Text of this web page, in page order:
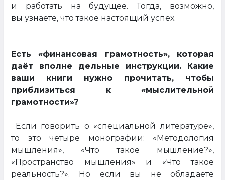
и работать на будущее. Тогда, возможно,
вы узнаете, что такое настоящий успех.
Есть «финансовая грамотность», которая
даёт вполне дельные инструкции. Какие
ваши книги нужно прочитать, чтобы
приблизиться к «мыслительной
грамотности»?
Если говорить о «специальной литературе»,
то это четыре монографии: «Методология
мышления», «Что такое мышление?»,
«Пространство мышления» и «Что такое
реальность?». Но если вы не обладаете